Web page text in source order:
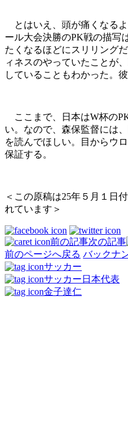
とはいえ、頭が痛くなる
ール大会決勝のPK戦の描写
たくなるほどにスリリング
ィネスのやっていたことが
していることもわかった。
ここまで、日本はW杯の
い。なので、森保監督には
を読んでほしい。目からウ
保証する。
＜この原稿は25年５月１日
れています＞
前の記事次の記事
前のページへ戻る バックナ
サッカー
サッカー日本代表
金子達仁